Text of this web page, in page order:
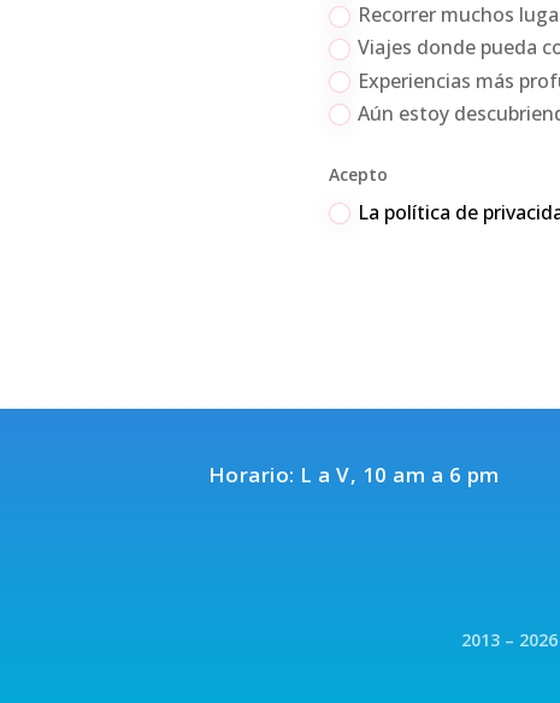
Recorrer muchos
Viajes donde pueda
Experiencias más
Aún estoy
Acepto
La política de
Horario: L a V, 10 am a 6 pm
2013 –